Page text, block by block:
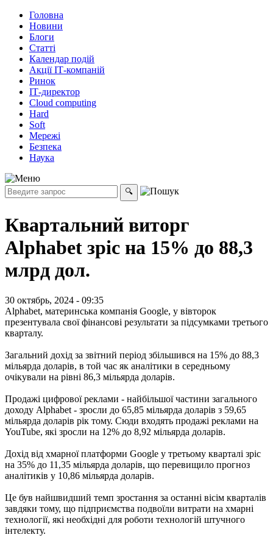
Головна
Новини
Блоги
Статті
Календар подій
Акції ІТ-компаній
Ринок
ІТ-директор
Cloud computing
Hard
Soft
Мережі
Безпека
Наука
Квартальний виторг
Alphabet зріс на 15% до 88,3
млрд дол.
30 октябрь, 2024 - 09:35
Alphabet, материнська компанія Google, у вівторок
презентувала свої фінансові результати за підсумками третього
кварталу.
Загальний дохід за звітний період збільшився на 15% до 88,3
мільярда доларів, в той час як аналітики в середньому
очікували на рівні 86,3 мільярда доларів.
Продажі цифрової реклами - найбільшої частини загального
доходу Alphabet - зросли до 65,85 мільярда доларів з 59,65
мільярда доларів рік тому. Сюди входять продажі реклами на
YouTube, які зросли на 12% до 8,92 мільярда доларів.
Дохід від хмарної платформи Google у третьому кварталі зріс
на 35% до 11,35 мільярда доларів, що перевищило прогноз
аналітиків у 10,86 мільярда доларів.
Це був найшвидший темп зростання за останні вісім кварталів
завдяки тому, що підприємства подвоїли витрати на хмарні
технології, які необхідні для роботи технологій штучного
інтелекту.